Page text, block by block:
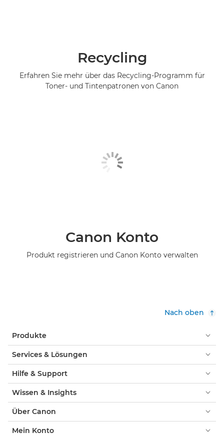
Recycling
Erfahren Sie mehr über das Recycling-Programm für
Toner- und Tintenpatronen von Canon
Canon Konto
Produkt registrieren und Canon Konto verwalten
Nach oben
Produkte
Services & Lösungen
Hilfe & Support
Wissen & Insights
Über Canon
Mein Konto